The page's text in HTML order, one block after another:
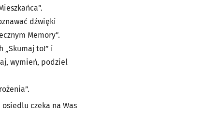
dźwięki
Memory”.
„Skumaj to!” i
wymień, podziel
czeka na Was